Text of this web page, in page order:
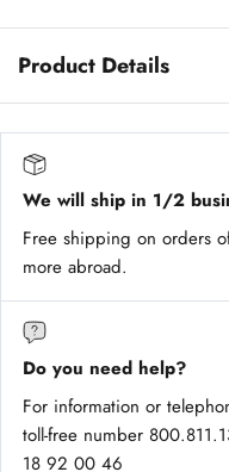
Product Details
We will ship in 1/2
Free shipping on orders
more abroad.
Do you need help?
For information or
toll-free number
18 92 00 46